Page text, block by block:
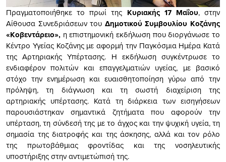
Πραγματοποιήθηκε το πρωί της Κυριακής 17 Μαΐου, στην
Αίθουσα Συνεδριάσεων του Δημοτικού Συμβουλίου Κοζάνης
«Κοβεντάρειο», η επιστημονική εκδήλωση που διοργάνωσε το
Κέντρο Υγείας Κοζάνης με αφορμή την Παγκόσμια Ημέρα Κατά
της Αρτηριακής Υπέρτασης. Η εκδήλωση συγκέντρωσε το
ενδιαφέρον πολιτών και επαγγελματιών υγείας, με βασικό
στόχο την ενημέρωση και ευαισθητοποίηση γύρω από την
πρόληψη, τη διάγνωση και τη σωστή διαχείριση της
αρτηριακής υπέρτασης. Κατά τη διάρκεια των εισηγήσεων
παρουσιάστηκαν σημαντικά ζητήματα που αφορούν την
υπέρταση, τη σύνδεσή της με το άγχος και την ψυχική υγεία, τη
σημασία της διατροφής και της άσκησης, αλλά και τον ρόλο
της πρωτοβάθμιας φροντίδας και της νοσηλευτικής
υποστήριξης στην αντιμετώπισή της.